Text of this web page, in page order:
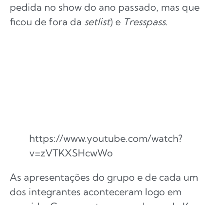
pedida no show do ano passado, mas que
ficou de fora da setlist) e Tresspass.
https://www.youtube.com/watch?
v=zVTKXSHcwWo
As apresentações do grupo e de cada um
dos integrantes aconteceram logo em